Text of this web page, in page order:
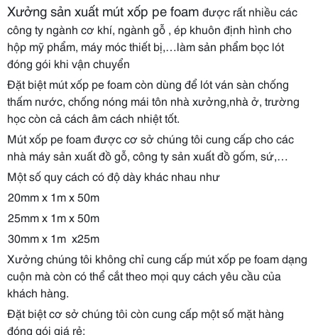
Xưởng sản xuất mút xốp pe foam được rất nhiều các
công ty ngành cơ khí, ngành gỗ , ép khuôn định hình cho
hộp mỹ phẩm, máy móc thiết bị,…làm sản phẩm bọc lót
đóng gói khi vận chuyển
Đặt biệt mút xốp pe foam còn dùng để lót ván sàn chống
thấm nước, chống nóng mái tôn nhà xưởng,nhà ở, trường
học còn cả cách âm cách nhiệt tốt.
Mút xốp pe foam được cơ sở chúng tôi cung cấp cho các
nhà máy sản xuất đồ gỗ, công ty sản xuất đồ gốm, sứ,…
Một số quy cách có độ dày khác nhau như
20mm x 1m x 50m
25mm x 1m x 50m
30mm x 1m x25m
Xưởng chúng tôi không chỉ cung cấp mút xốp pe foam dạng
cuộn mà còn có thể cắt theo mọi quy cách yêu cầu của
khách hàng.
Đặt biệt cơ sở chúng tôi còn cung cấp một số mặt hàng
đóng gói giá rẻ: